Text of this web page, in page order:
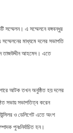
সম্মেলন। এ সম্মেলনে বঙ্গবন্ধুর
মাধ্যমে দলের সভাপতি
তাজউদ্দীন আহমেদ। এতে
আটক তখন অনুষ্ঠিত হয় দলের
সভায় সভাপতিত্ব করেন
ও ডেলিগেট এতে অংশ
পুনঃনির্বাচিত হন।